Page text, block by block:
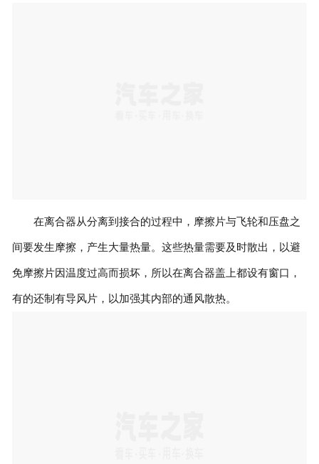
在离合器从分离到接合的过程中，摩擦片与飞轮和压盘之
间要发生摩擦，产生大量热量。这些热量需要及时散出，以避
免摩擦片因温度过高而损坏，所以在离合器盖上都设有窗口，
有的还制有导风片，以加强其内部的通风散热。